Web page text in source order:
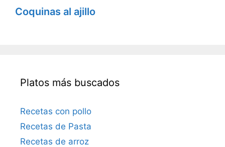
Coquinas al ajillo
Platos más buscados
Recetas con pollo
Recetas de Pasta
Recetas de arroz